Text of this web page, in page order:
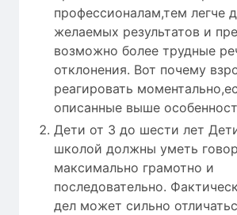
профессионалам,тем легче
желаемых результатов и
возможно более трудные
отклонения. Вот почему
реагировать
описанные выше
Дети от 3 до шести лет
школой должны уметь
максимально грамотно и
последовательно.
дел может сильно